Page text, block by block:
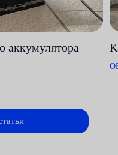
аккумулятора